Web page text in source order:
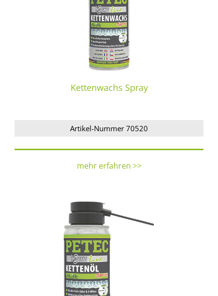
Kettenwachs Spray
Artikel-Nummer 70520
mehr erfahren >>